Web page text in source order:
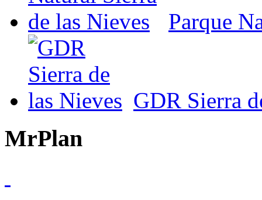
Parque
GDR Sierra
MrPlan